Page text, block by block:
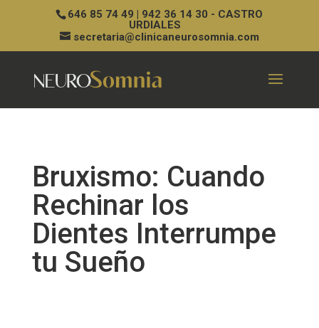
646 85 74 49 | 942 36 14 30 - CASTRO
URDIALES
secretaria@clinicaneurosomnia.com
Bruxismo: Cuando
Rechinar los
Dientes Interrumpe
tu Sueño